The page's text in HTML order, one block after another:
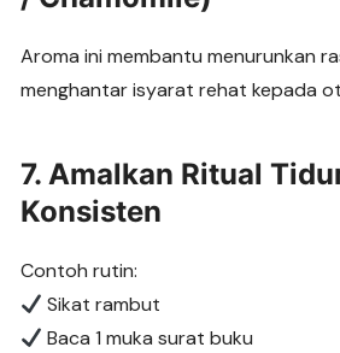
Aroma ini membantu menurunkan
menghantar isyarat rehat kepada
7. Amalkan Ritual
Konsisten
Contoh rutin:
Sikat rambut
Baca 1 muka surat buku